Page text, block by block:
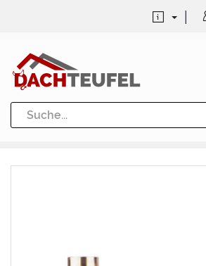
Dachrinne und Fallrohre
Werkzeuge und Löttechnik